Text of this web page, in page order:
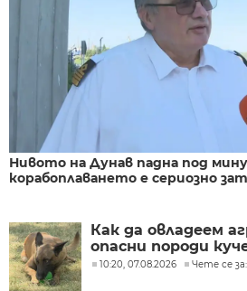
Нивото на Дунав падна под
корабоплаването е сериозно
Как да овладеем
опасни породи
10:20, 07.08.2026 Чете се